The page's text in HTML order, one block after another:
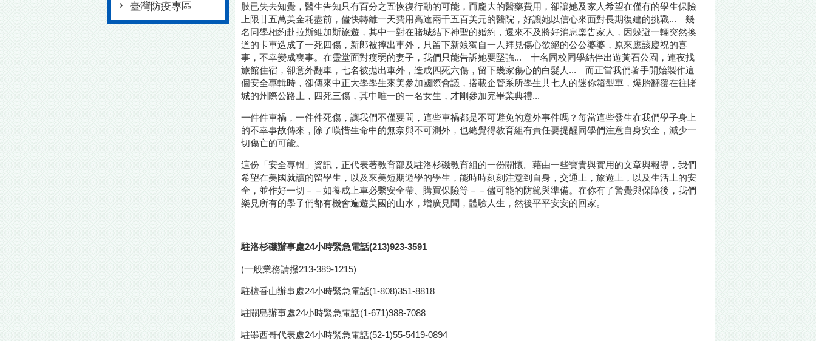
臺灣防疫專區
肢已失去知覺，醫生告知只有百分之五恢復行動的可能，而龐大的醫藥費用，卻讓她及家人希望在僅有的學生保險
上限廿五萬美金耗盡前，儘快轉離一天費用高達兩千五百美元的醫院，好讓她以信心來面對長期復建的挑戰... 幾
名同學相約赴拉斯維加斯旅遊，其中一對在賭城結下神聖的婚約，還來不及將好消息稟告家人，因躲避一輛突然換
道的卡車造成了一死四傷，新郎被摔出車外，只留下新娘獨自一人拜見傷心欲絕的公公婆婆，原來應該慶祝的喜
事，不幸變成喪事。在靈堂面對瘦弱的妻子，我們只能告訴她要堅強... 十名同校同學結伴出遊黃石公園，連夜找
旅館住宿，卻意外翻車，七名被拋出車外，造成四死六傷，留下幾家傷心的白髮人... 而正當我們著手開始製作這
個安全專輯時，卻傳來中正大學學生來美參加國際會議，搭載企管系所學生共七人的迷你箱型車，爆胎翻覆在往賭
城的州際公路上，四死三傷，其中唯一的一名女生，才剛參加完畢業典禮...
一件件車禍，一件件死傷，讓我們不僅要問，這些車禍都是不可避免的意外事件嗎？每當這些發生在我們學子身上
的不幸事故傳來，除了嘆惜生命中的無奈與不可測外，也總覺得教育組有責任要提醒同學們注意自身安全，減少一
切傷亡的可能。
這份「安全專輯」資訊，正代表著教育部及駐洛杉磯教育組的一份關懷。藉由一些寶貴與實用的文章與報導，我們
希望在美國就讀的留學生，以及來美短期遊學的學生，能時時刻刻注意到自身，交通上，旅遊上，以及生活上的安
全，並作好一切－－如養成上車必繫安全帶、購買保險等－－儘可能的防範與準備。在你有了警覺與保障後，我們
樂見所有的學子們都有機會遍遊美國的山水，增廣見聞，體驗人生，然後平平安安的回家。
駐洛杉磯辦事處24小時緊急電話(213)923-3591
(一般業務請撥213-389-1215)
駐檀香山辦事處24小時緊急電話(1-808)351-8818
駐關島辦事處24小時緊急電話(1-671)988-7088
駐墨西哥代表處24小時緊急電話(52-1)55-5419-0894